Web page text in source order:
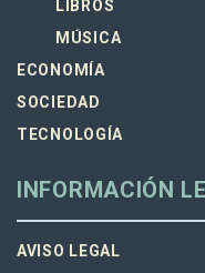
LIBROS
MÚSICA
ECONOMÍA
SOCIEDAD
TECNOLOGÍA
INFORMACIÓN
AVISO LEGAL